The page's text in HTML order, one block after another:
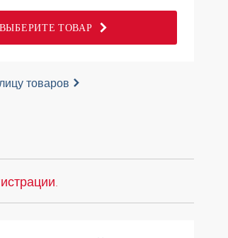
ВЫБЕРИТЕ ТОВАР
товаров